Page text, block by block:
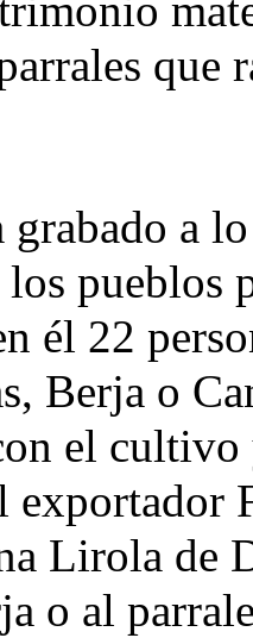
que
grabado a
los
él 22
Berja o
el
Lirola de
o al